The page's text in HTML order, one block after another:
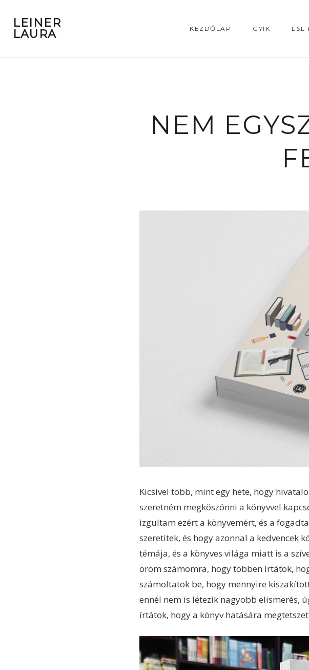
LEINER
LAURA
KEZDŐLAP GYIK L&L
NEM
Kicsivel több, mint egy hete, hogy
szeretném megköszönni a könyvvel
izgultam ezért a könyvemért, és a
szeretitek, és hogy azonnal a kedvencek
témája, és a könyves világa miatt is a
öröm számomra, hogy többen írtátok,
számoltatok be, hogy mennyire
ennél nem is létezik nagyobb elismerés,
írtátok, hogy a könyv hatására